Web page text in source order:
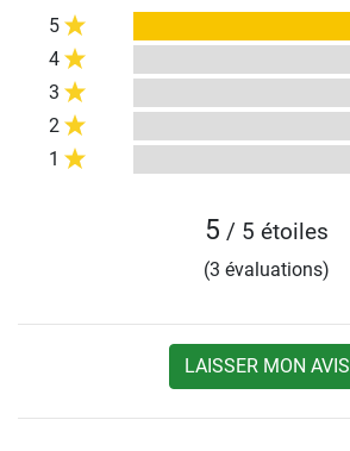
5
4
3
2
1
5 / 5 étoiles
(3 évaluations)
LAISSER MON AVIS